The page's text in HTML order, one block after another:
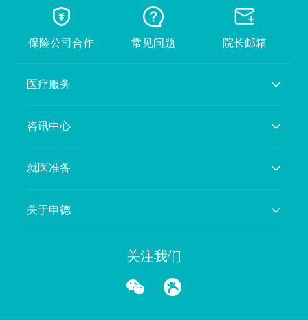
保险公司合作 常见问题 院长邮箱
医疗服务
咨讯中心
就医准备
关于申德
关注我们